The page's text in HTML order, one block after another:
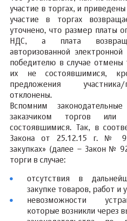
участие в торгах, и приведены
участие в торгах
уточнено, что размер платы
НДС, а плата
авторизованной
победителю в случае отмены
их не состоявшимися,
предложения
отклонены.
Вспомним
заказчиком торгов
состоявшимися. Так, в
Закона от 25.12.15 г. №
закупках» (далее – Закон №
торги в случае:
отсутствия в
закупке товаров, работ и
невозможности
которые возникли через